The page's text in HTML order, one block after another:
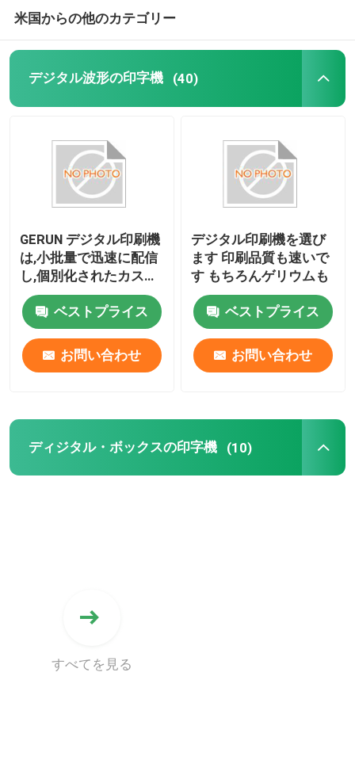
米国からの他のカテゴリー
デジタル波形の印字機 (40)
GERUN デジタル印刷機
は,小批量で迅速に配信
し,個別化されたカスタ
マイズされたパッケー
ジング印刷をサポート
します
ベストプライス
お問い合わせ
デジタル印刷機を選び
ます 印刷品質も速いで
す もちろんゲリウムも
ベストプライス
お問い合わせ
ディジタル・ボックスの印字機 (10)
すべてを見る